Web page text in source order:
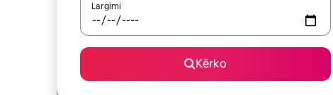
Largimi
Kërko